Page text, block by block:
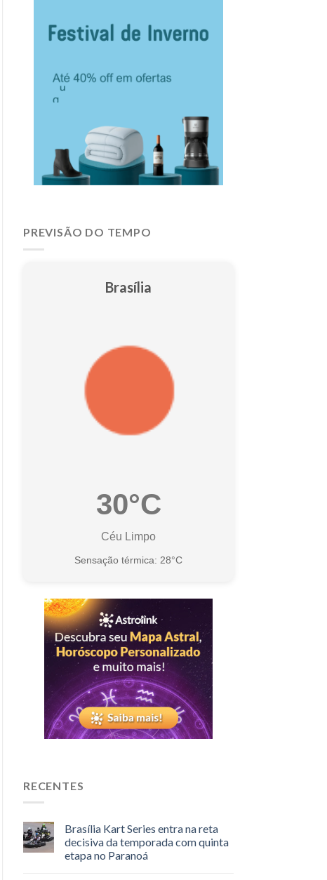
PREVISÃO DO TEMPO
Brasília
30°C
Céu Limpo
Sensação térmica: 28°C
RECENTES
Brasília Kart Series entra na reta
decisiva da temporada com quinta
etapa no Paranoá